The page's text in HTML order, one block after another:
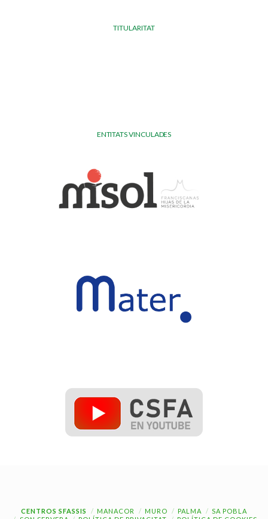
TITULARITAT
ENTITATS VINCULADES
CENTROS SFASSIS MANACOR MURO PALMA
SA POBLA